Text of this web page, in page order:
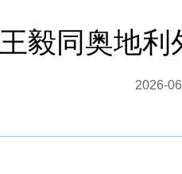
王毅同奥地利
2026-